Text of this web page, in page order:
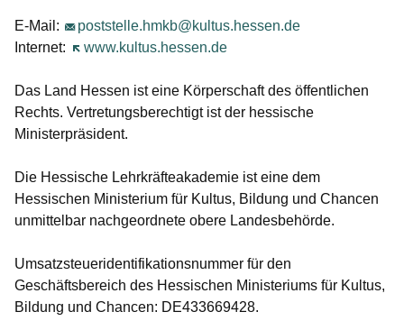
E-Mail:
poststelle.hmkb@kultus.hessen.de
Internet:
www.kultus.hessen.de
Öffnet sich in einem neuen Fenster
Das Land Hessen ist eine Körperschaft des öffentlichen
Rechts. Vertretungsberechtigt ist der hessische
Ministerpräsident.
Die Hessische Lehrkräfteakademie ist eine dem
Hessischen Ministerium für Kultus, Bildung und Chancen
unmittelbar nachgeordnete obere Landesbehörde.
Umsatzsteueridentifikationsnummer für den
Geschäftsbereich des Hessischen Ministeriums für Kultus,
Bildung und Chancen: DE433669428.